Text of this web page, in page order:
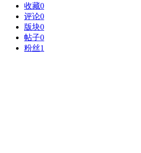
收藏0
评论0
版块0
帖子0
粉丝1